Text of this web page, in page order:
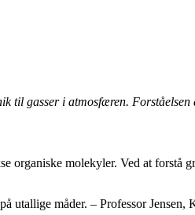
til gasser i atmosfæren.
molekyler. Ved at forstå
utallige måder. – Professor Jensen,